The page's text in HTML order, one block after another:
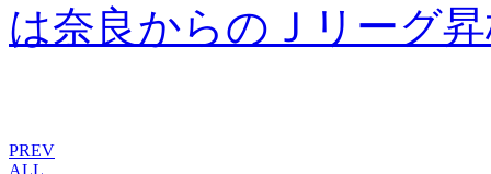
は奈良からのＪリーグ
PREV